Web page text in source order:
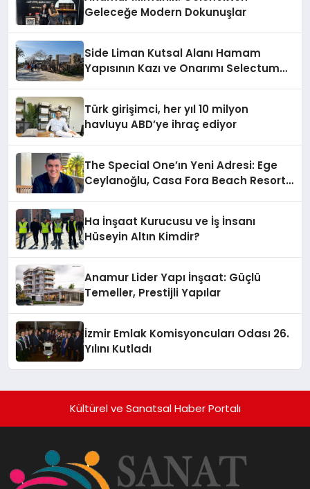
Geleceğe Modern Dokunuşlar
Side Liman Kutsal Alanı Hamam
Yapısının Kazı ve Onarımı Selectum
Türk girişimci, her yıl 10 milyon
havluyu ABD’ye ihraç ediyor
The Special One’ın Yeni Adresi: Ege
Ceylanoğlu, Casa Fora Beach Resort
Ha İnşaat Kurucusu ve İş İnsanı
Hüseyin Altın Kimdir?
Anamur Lider Yapı İnşaat: Güçlü
Temeller, Prestijli Yapılar
İzmir Emlak Komisyoncuları Odası 26.
Yılını Kutladı
Kültürel ve Sanatsal Haber Portalı